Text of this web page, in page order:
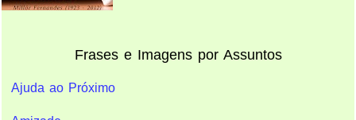
Frases e Imagens por Assuntos
Ajuda ao Próximo